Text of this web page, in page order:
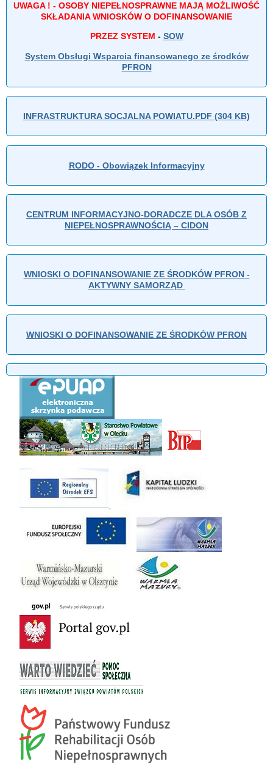
UWAGA ! - OSOBY NIEPEŁNOSPRAWNE MAJĄ MOŻLIWOŚĆ
SKŁADANIA WNIOSKÓW O DOFINANSOWANIE
PRZEZ SYSTEM - SOW
System Obsługi Wsparcia finansowanego ze środków
PFRON
INFRASTRUKTURA SOCJALNA POWIATU.PDF (304 KB)
RODO - Obowiązek Informacyjny
CENTRUM INFORMACYJNO-DORADCZE DLA OSÓB Z
NIEPEŁNOSPRAWNOŚCIĄ – CIDON
WNIOSKI O DOFINANSOWANIE ZE ŚRODKÓW PFRON -
AKTYWNY SAMORZĄD
WNIOSKI O DOFINANSOWANIE ZE ŚRODKÓW PFRON